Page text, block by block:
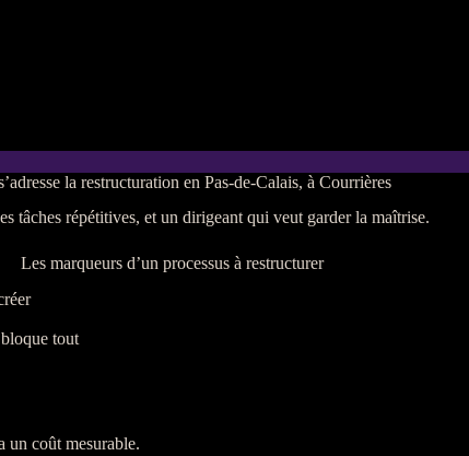
la restructuration en Pas-de-Calais, à Courrières
tâches répétitives, et un dirigeant qui veut garder la maîtrise.
Les marqueurs d’un processus à restructurer
tout
un coût mesurable.